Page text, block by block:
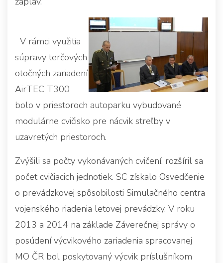
V rámci využitia
súpravy terčových
otočných zariadení
AirTEC T300
bolo v priestoroch autoparku vybudované
modulárne cvičisko pre nácvik streľby v
uzavretých priestoroch.
Zvýšili sa počty vykonávaných cvičení, rozšíril sa
počet cvičiacich jednotiek. SC získalo Osvedčenie
o prevádzkovej spôsobilosti Simulačného centra
vojenského riadenia letovej prevádzky. V roku
2013 a 2014 na základe Záverečnej správy o
posúdení výcvikového zariadenia spracovanej
MO ČR bol poskytovaný výcvik príslušníkom